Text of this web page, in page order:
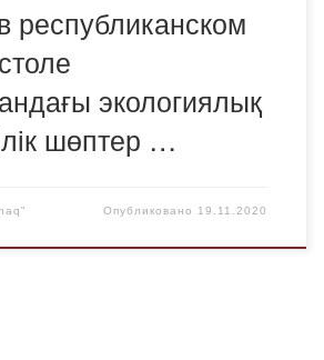
республиканском
экологиялық
шөптер …
Опубликовано 19.11.2020